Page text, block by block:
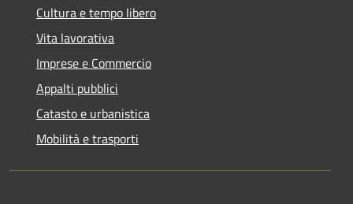
Cultura e tempo libero
Vita lavorativa
Imprese e Commercio
Appalti pubblici
Catasto e urbanistica
Mobilità e trasporti